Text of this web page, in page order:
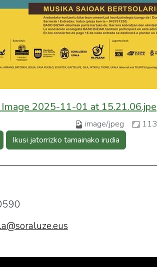
2025-11-01 at
image/jpeg
Ikusi jatorrizko tamainako irudia